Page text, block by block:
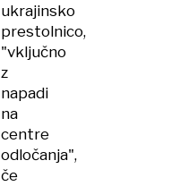
ukrajinsko
prestolnico,
"vključno
z
napadi
na
centre
odločanja",
če